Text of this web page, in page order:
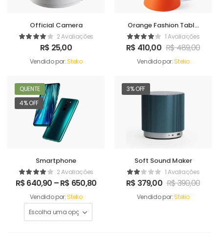
Official Camera
2 Avaliações
R$ 25,00
Vendido por:Stelio
Orange Fashion Table
Sound Maker
1 Avaliações
R$ 410,00 R$489,00
Vendido por:Stelio
QUENTE
4% OFF
Smartphone
2 Avaliações
R$640,90 –R$ 650,80
Vendido por:Stelio
3% OFF
Soft Sound Maker
1 Avaliações
R$ 379,00 R$390,00
Vendido por:Stelio